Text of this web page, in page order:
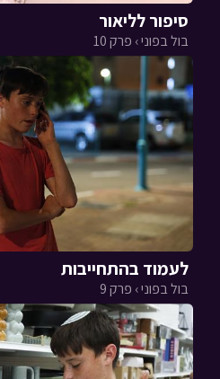
סיפור לליאור
בול בפוני › פרק 10
לעמוד בהתחייבות
בול בפוני › פרק 9